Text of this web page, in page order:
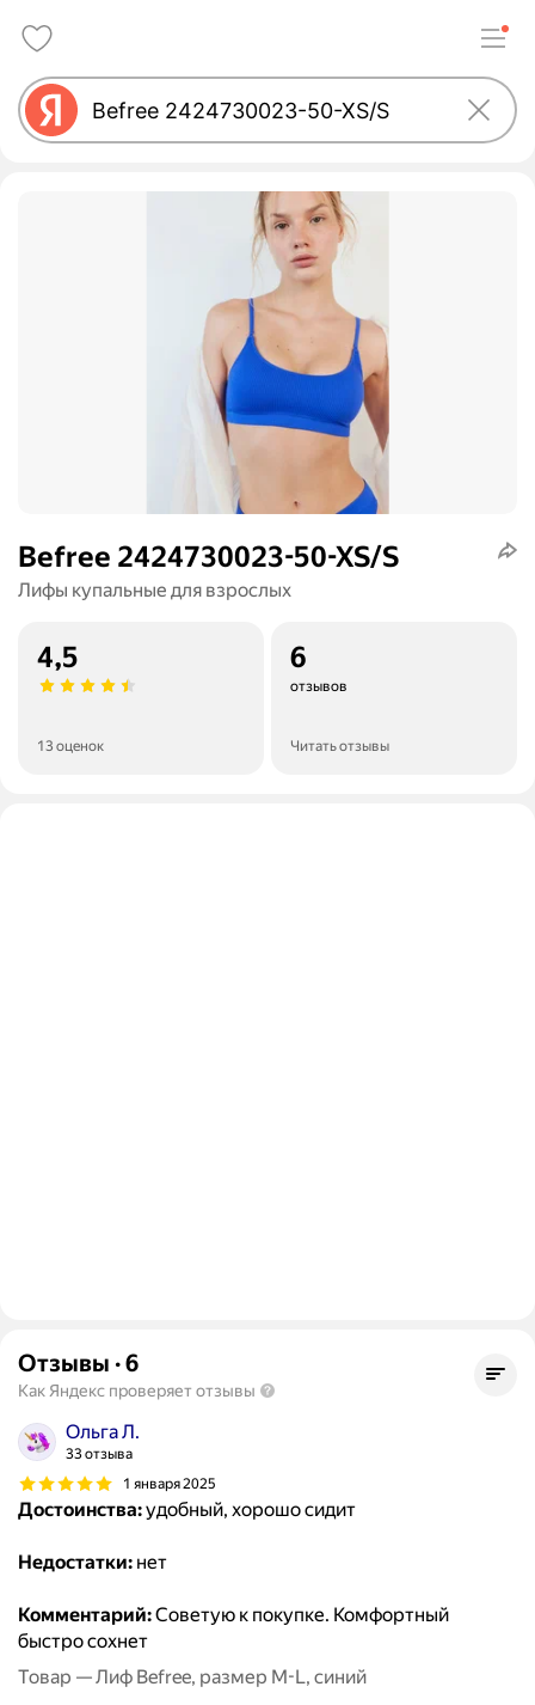
Befree 2424730023-50-XS/S
Лифы купальные для взрослых
4,5
13 оценок
6
отзывов
Читать отзывы
Отзывы ·6
Как Яндекс проверяет отзывы
Ольга Л.
33 отзыва
1 января 2025
Достоинства:удобный, хорошо сидит
Недостатки: нет
Комментарий:Советую к покупке. Комфортный
быстро сохнет
Товар — Лиф Befree, размер M-L, синий